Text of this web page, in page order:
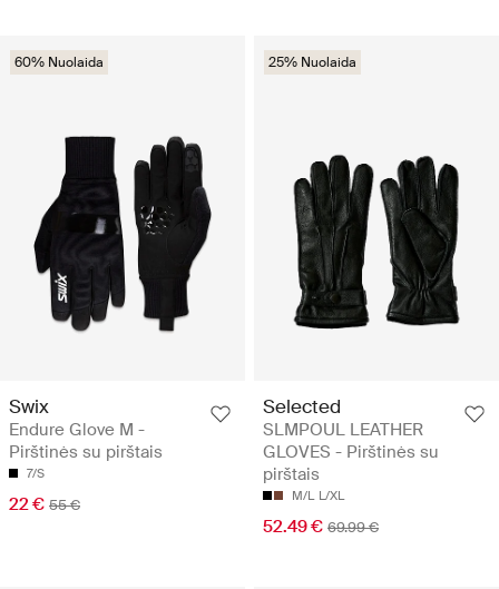
60% Nuolaida
Swix
Endure Glove M -
Pirštinės su pirštais
7/S
22 € 55 €
25% Nuolaida
Selected
SLMPOUL LEATHER
GLOVES - Pirštinės su
pirštais
M/L L/XL
52.49 € 69.99 €